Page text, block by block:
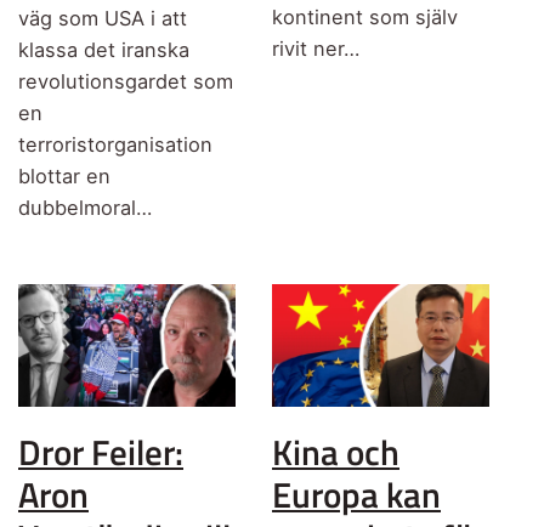
väg som USA i att
klassa det iranska
revolutionsgardet som
en
terroristorganisation
blottar en
dubbelmoral…
kontinent som själv
rivit ner…
Dror Feiler:
Aron
Kina och
Europa kan